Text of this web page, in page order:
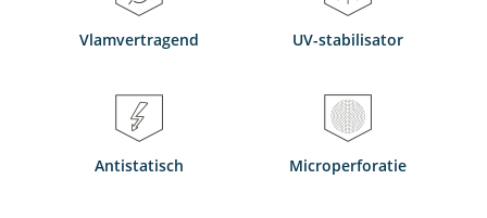
Vlamvertragend UV-stabilisator
Antistatisch Microperforatie